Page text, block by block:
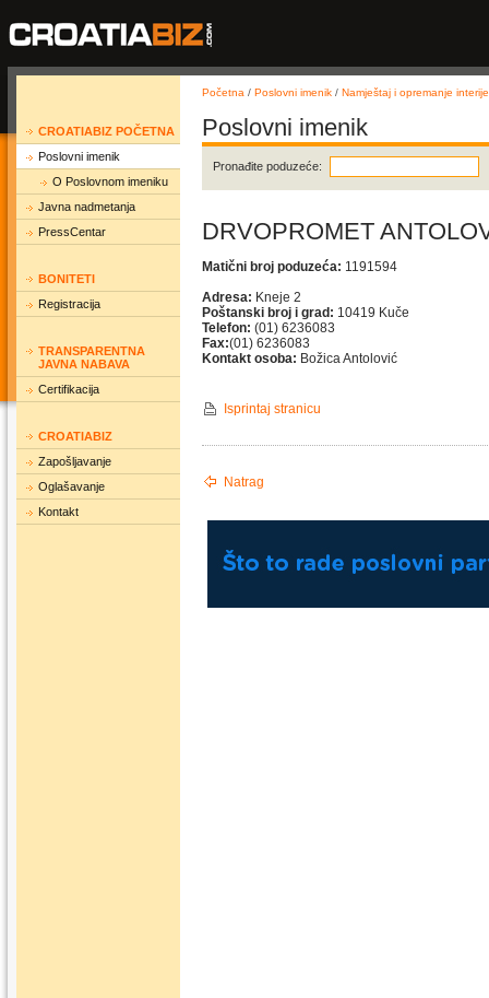
CROATIABIZ POČETNA
Poslovni imenik
O Poslovnom imeniku
Javna nadmetanja
PressCentar
BONITETI
Registracija
TRANSPARENTNA
JAVNA NABAVA
Certifikacija
CROATIABIZ
Zapošljavanje
Oglašavanje
Kontakt
Početna / Poslovni imenik / Namještaj i opremanje
Poslovni imenik
Pronađite poduzeće:
DRVOPROMET
Matični broj poduzeća: 1191594
Adresa: Kneje 2
Poštanski broj i grad: 10419 Kuče
Telefon: (01) 6236083
Fax:(01) 6236083
Kontakt osoba: Božica Antolović
Isprintaj stranicu
Natrag